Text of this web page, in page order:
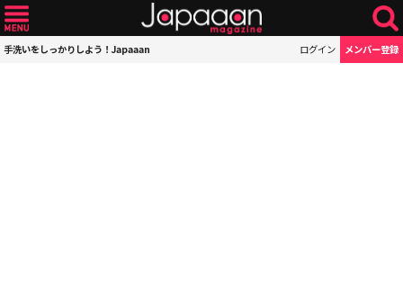
手洗いをしっかりしよう！Japaaan ログイン メンバー登録